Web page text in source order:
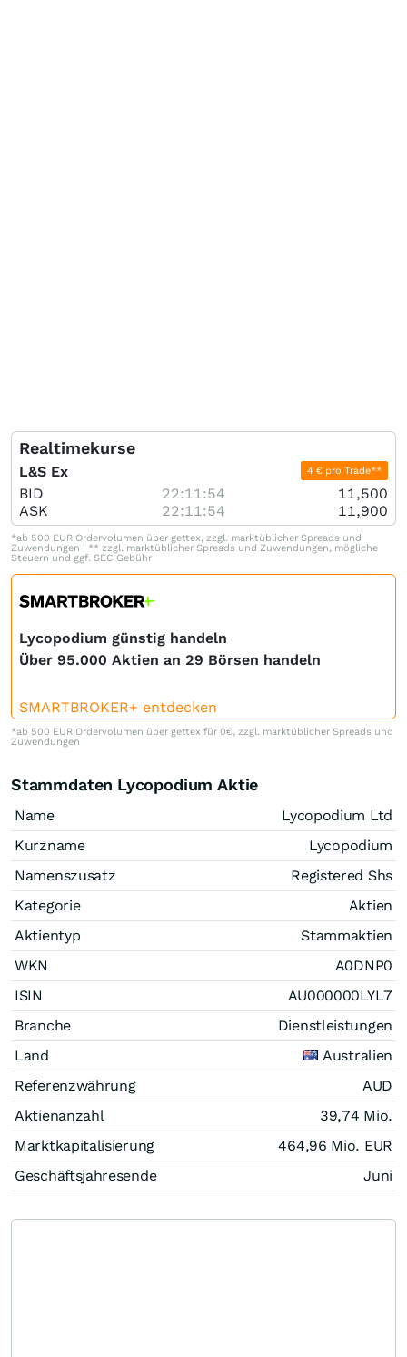
Realtimekurse
L&S Ex 4 € pro Trade**
BID 22:11:54
11,500
ASK
22:11:54 11,900
*ab 500 EUR Ordervolumen über gettex, zzgl. marktüblicher Spreads und
Zuwendungen | ** zzgl. marktüblicher Spreads und Zuwendungen, mögliche
Steuern und ggf. SEC Gebühr
Lycopodium günstig handeln
Über 95.000 Aktien an 29 Börsen handeln
SMARTBROKER+ entdecken
*ab 500 EUR Ordervolumen über gettex für 0€, zzgl. marktüblicher Spreads und
Zuwendungen
Stammdaten Lycopodium Aktie
Name
Lycopodium Ltd
Kurzname
Lycopodium
Namenszusatz
Registered Shs
Kategorie
Aktien
Aktientyp
Stammaktien
WKN
A0DNP0
ISIN
AU000000LYL7
Branche
Dienstleistungen
Land
Australien
Referenzwährung
AUD
Aktienanzahl
39,74 Mio.
Marktkapitalisierung
464,96 Mio. EUR
Geschäftsjahresende
Juni